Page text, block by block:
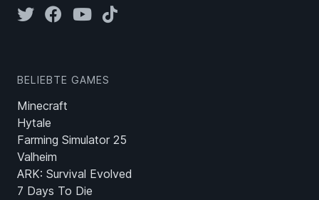
BELIEBTE GAMES
Minecraft
Hytale
Farming Simulator 25
Valheim
ARK: Survival Evolved
7 Days To Die